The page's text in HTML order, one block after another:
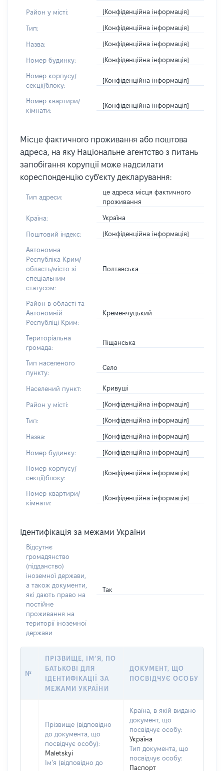
Район у місті: [Конфіденційна інформація]
Тип: [Конфіденційна інформація]
Назва: [Конфіденційна інформація]
Номер будинку: [Конфіденційна інформація]
Номер корпусу/
секції/блоку:
[Конфіденційна інформація]
Номер квартири/
кімнати:
[Конфіденційна інформація]
Місце фактичного проживання або поштова
адреса, на яку Національне агентство з питань
запобігання корупції може надсилати
кореспонденцію суб'єкту декларування:
Тип адреси:
це адреса місця фактичного
проживання
Країна: Україна
Поштовий індекс: [Конфіденційна інформація]
Автономна
Республіка Крим/
область/місто зі
спеціальним
статусом:
Полтавська
Район в області та
Автономній
Республіці Крим:
Кременчуцький
Територіальна
громада:
Піщанська
Тип населеного
пункту:
Село
Населений пункт: Кривуші
Район у місті: [Конфіденційна інформація]
Тип: [Конфіденційна інформація]
Назва: [Конфіденційна інформація]
Номер будинку: [Конфіденційна інформація]
Номер корпусу/
секції/блоку:
[Конфіденційна інформація]
Номер квартири/
кімнати:
[Конфіденційна інформація]
Ідентифікація за межами України
Відсутнє
громадянство
(підданство)
іноземної держави,
а також документи,
які дають право на
постійне
проживання на
території іноземної
держави
Так
№
ПРІЗВИЩЕ, ІМ’Я, ПО
БАТЬКОВІ ДЛЯ
ІДЕНТИФІКАЦІЇ ЗА
МЕЖАМИ УКРАЇНИ
ДОКУМЕНТ, ЩО
ПОСВІДЧУЄ ОСОБУ
Прізвище (відповідно
до документа, що
посвідчує особу):
Maletskyi
Ім’я (відповідно до
Країна, в якій видано
документ, що
посвідчує особу:
Україна
Тип документа, що
посвідчує особу:
Паспорт